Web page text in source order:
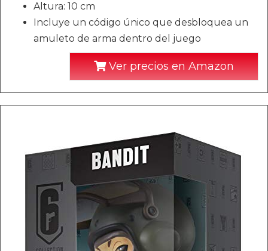
Altura: 10 cm
Incluye un código único que desbloquea un
amuleto de arma dentro del juego
Ver precios en Amazon